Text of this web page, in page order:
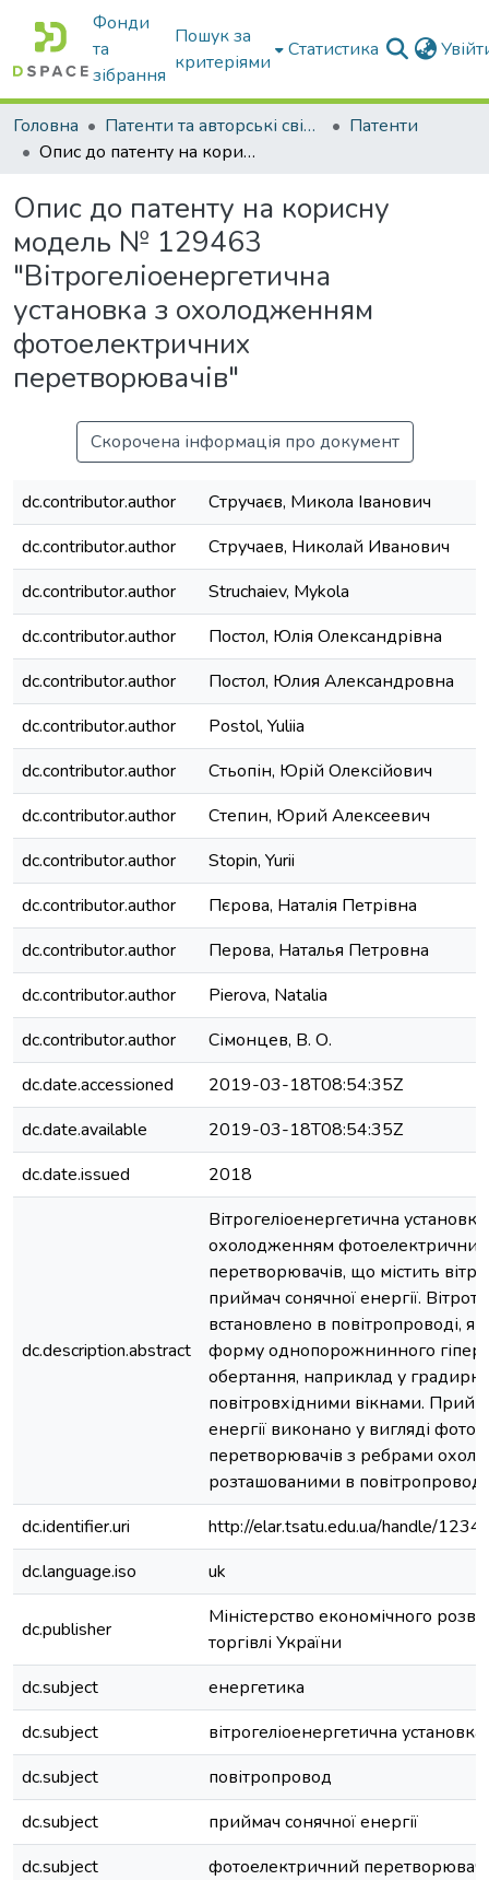
Фонди
та
зібрання
Пошук за
критеріями
Статистика
Головна Патенти та авторські свідоцтва
Патенти
Опис до патенту на корисну модель № 129463 "Вітрогеліоенергетична установка з охолодженням фотоелектричних перетворювачів"
Опис до патенту на корисну
модель № 129463
"Вітрогеліоенергетична
установка з охолодженням
фотоелектричних
перетворювачів"
Скорочена інформація про документ
dc.contributor.author
Стручаєв, Микола Іванович
dc.contributor.author
Стручаев, Николай Иванович
dc.contributor.author
Struchaiev, Mykola
dc.contributor.author
Постол, Юлія Олександрівна
dc.contributor.author
Постол, Юлия Александровна
dc.contributor.author
Postol, Yuliia
dc.contributor.author
Стьопін, Юрій Олексійович
dc.contributor.author
Степин, Юрий Алексеевич
dc.contributor.author
Stopin, Yurii
dc.contributor.author
Пєрова, Наталія Петрівна
dc.contributor.author
Перова, Наталья Петровна
dc.contributor.author
Pierova, Natalia
dc.contributor.author
Сімонцев, В. О.
dc.date.accessioned
2019-03-18T08:54:35Z
dc.date.available
2019-03-18T08:54:35Z
dc.date.issued
2018
dc.description.abstract
Вітрогеліоенергетична
охолодженням фотоелектричних
перетворювачів, що містить
приймач сонячної енергії.
встановлено в повітропроводі,
форму однопорожнинного
обертання, наприклад у градирні
повітровхідними вікнами.
енергії виконано у вигляді
перетворювачів з ребрами
розташованими в повітропроводі.
dc.identifier.uri
http://elar.tsatu.edu.ua/handle/
dc.language.iso
uk
dc.publisher
Міністерство економічного
торгівлі України
dc.subject
енергетика
dc.subject
вітрогеліоенергетична установка
dc.subject
повітропровод
dc.subject
приймач сонячної енергії
dc.subject
фотоелектричний перетворювач